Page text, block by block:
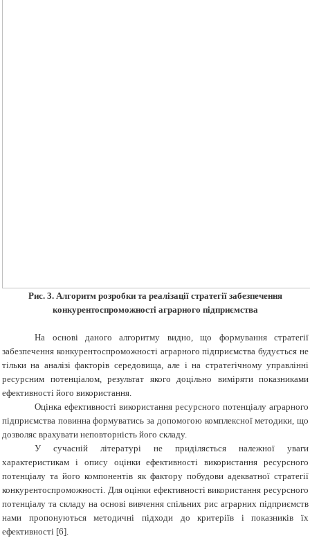
Рис. 3. Алгоритм розробки та реалізації стратегії забезпечення
конкурентоспроможності аграрного підприємства
На основі даного алгоритму видно, що формування стратегії
забезпечення конкурентоспроможності аграрного підприємства будується не
тільки на аналізі факторів середовища, але і на стратегічному управлінні
ресурсним потенціалом, результат якого доцільно виміряти показниками
ефективності його використання.
Оцінка ефективності використання ресурсного потенціалу аграрного
підприємства повиннаформуватись за допомогою комплексної методики, що
дозволяє врахувати неповторність його складу.
У сучасній літературі не приділяється належної уваги
характеристикам і опису оцінки ефективності використання ресурсного
потенціалу та його компонентів як факторупобудови адекватної стратегії
конкурентоспроможності. Для оцінки ефективності використання ресурсного
потенціалу та складу на основі вивчення спільних рис аграрних підприємств
нами пропонуються методичні підходи до критеріїв і показників їх
ефективності [6].